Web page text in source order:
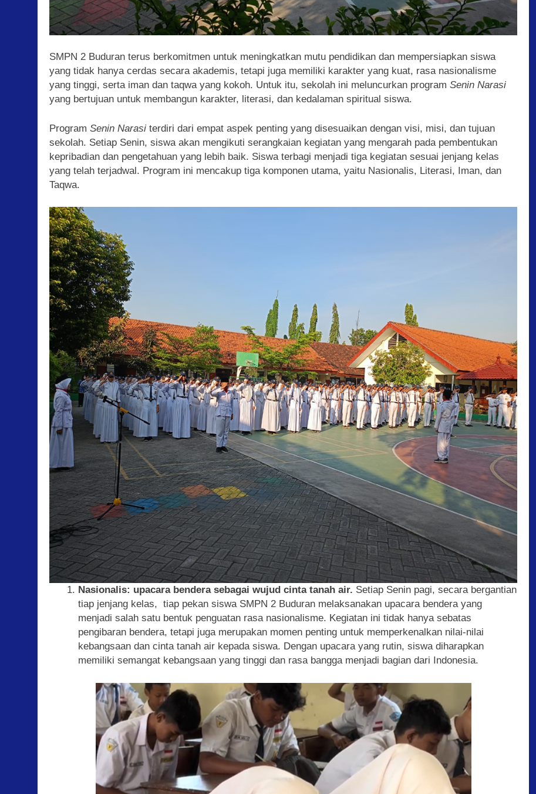
SMPN 2 Buduran terus berkomitmen untuk meningkatkan mutu pendidikan dan mempersiapkan siswa
yang tidak hanya cerdas secara akademis, tetapi juga memiliki karakter yang kuat, rasa nasionalisme
yang tinggi, serta iman dan taqwa yang kokoh. Untuk itu, sekolah ini meluncurkan program Senin Narasi
yang bertujuan untuk membangun karakter, literasi, dan kedalaman spiritual siswa.
Program Senin Narasi terdiri dari empat aspek penting yang disesuaikan dengan visi, misi, dan tujuan
sekolah. Setiap Senin, siswa akan mengikuti serangkaian kegiatan yang mengarah pada pembentukan
kepribadian dan pengetahuan yang lebih baik. Siswa terbagi menjadi tiga kegiatan sesuai jenjang kelas
yang telah terjadwal. Program ini mencakup tiga komponen utama, yaitu Nasionalis, Literasi, Iman, dan
Taqwa.
Nasionalis: upacara bendera sebagai wujud cinta tanah air. Setiap Senin pagi, secara bergantian
tiap jenjang kelas, tiap pekan siswa SMPN 2 Buduran melaksanakan upacara bendera yang
menjadi salah satu bentuk penguatan rasa nasionalisme. Kegiatan ini tidak hanya sebatas
pengibaran bendera, tetapi juga merupakan momen penting untuk memperkenalkan nilai-nilai
kebangsaan dan cinta tanah air kepada siswa. Dengan upacara yang rutin, siswa diharapkan
memiliki semangat kebangsaan yang tinggi dan rasa bangga menjadi bagian dari Indonesia.